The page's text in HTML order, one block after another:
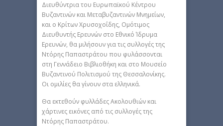
Διευθύντρια του Ευρωπαϊκού Κέντρου
Βυζαντινών και Μεταβυζαντινών Μνημείων,
και ο Κρίτων Χρυσοχοΐδης, Ομότιμος
Διευθυντής Ερευνών στο Εθνικό Ίδρυμα
Ερευνών, θα μιλήσουν για τις συλλογές της
Ντόρης Παπαστράτου που φυλάσσονται
στη Γεννάδειο Βιβλιοθήκη και στο Μουσείο
Βυζαντινού Πολιτισμού της Θεσσαλονίκης.
Οι ομιλίες θα γίνουν στα ελληνικά.
Θα εκτεθούν φυλλάδες Ακολουθιών και
χάρτινες εικόνες από τις συλλογές της
Ντόρης Παπαστράτου.